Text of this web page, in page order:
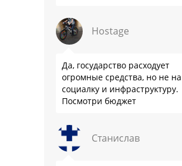
Hostage
Да, государство расходует
огромные средства, но не на
социалку и инфраструктуру.
Посмотри бюджет
Станислав